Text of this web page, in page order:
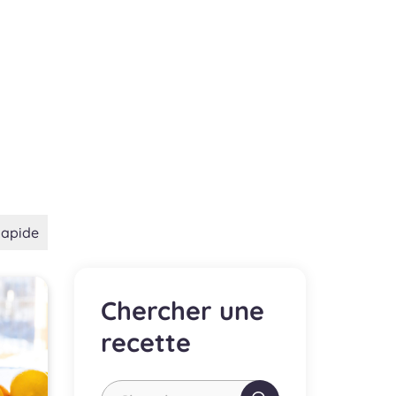
Chercher une
recette